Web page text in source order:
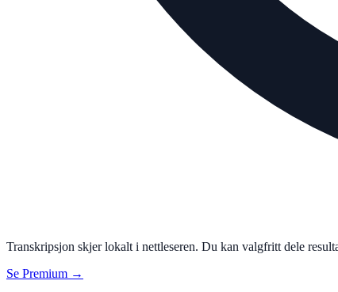
Transkripsjon skjer lokalt i nettleseren. Du kan valgfritt dele
Se Premium →